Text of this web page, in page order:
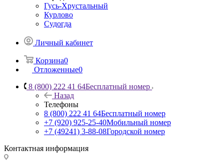
Гусь-Хрустальный
Курлово
Судогда
Личный кабинет
Корзина0
Отложенные0
8 (800) 222 41 64Бесплатный номер
Назад
Телефоны
8 (800) 222 41 64Бесплатный номер
+7 (920) 925-25-40Мобильный номер
+7 (49241) 3-88-08Городской номер
Контактная информация